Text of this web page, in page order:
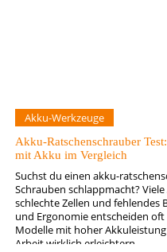
Akku-Werkzeuge
Akku-Ratschenschrauber
mit Akku im Vergleich
Suchst du einen akku-
Schrauben schlappmacht?
schlechte Zellen und fehlendes
und Ergonomie entscheiden
Modelle mit hoher
Arbeit wirklich erleichtern.